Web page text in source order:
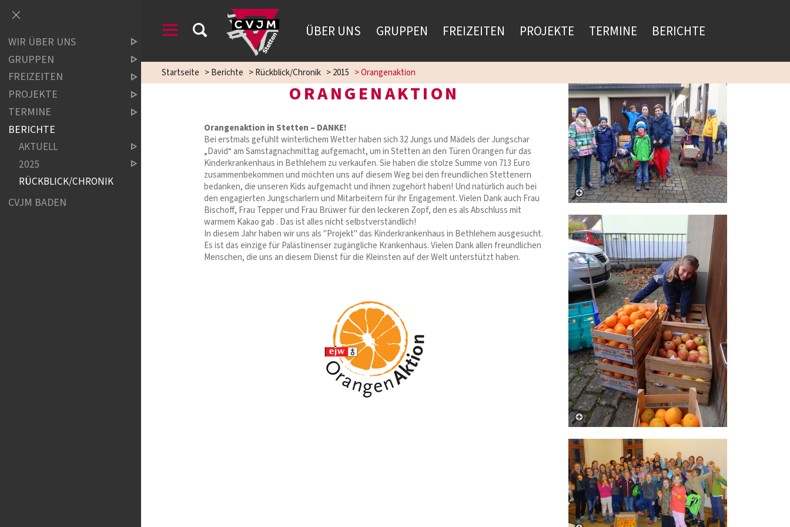
ÜBER UNS GRUPPEN FREIZEITEN PROJEKTE TERMINE BERICHTE
Startseite >Berichte >Rückblick/Chronik >2015 >Orangenaktion
ORANGENAKTION
Orangenaktion in Stetten – DANKE!
Bei erstmals gefühlt winterlichem Wetter haben sich 32 Jungs und Mädels der Jungschar
„David“ am Samstagnachmittag aufgemacht, um in Stetten an den Türen Orangen für das
Kinderkrankenhaus in Bethlehem zu verkaufen. Sie haben die stolze Summe von 713 Euro
zusammenbekommen und möchten uns auf diesem Weg bei den freundlichen Stettenern
bedanken, die unseren Kids aufgemacht und ihnen zugehört haben! Und natürlich auch bei
den engagierten Jungscharlern und Mitarbeitern für ihr Engagement. Vielen Dank auch Frau
Bischoff, Frau Tepper und Frau Brüwer für den leckeren Zopf, den es als Abschluss mit
warmem Kakao gab . Das ist alles nicht selbstverständlich!
In diesem Jahr haben wir uns als "Projekt" das Kinderkrankenhaus in Bethlehem ausgesucht.
Es ist das einzige für Palästinenser zugängliche Krankenhaus. Vielen Dank allen freundlichen
Menschen, die uns an diesem Dienst für die Kleinsten auf der Welt unterstützt haben.
WIR ÜBER UNS
GRUPPEN
FREIZEITEN
PROJEKTE
TERMINE
BERICHTE
AKTUELL
2025
RÜCKBLICK/CHRONIK
CVJM BADEN